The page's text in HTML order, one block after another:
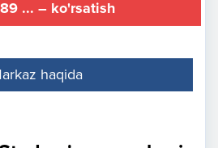
... – ko'rsatish
haqida